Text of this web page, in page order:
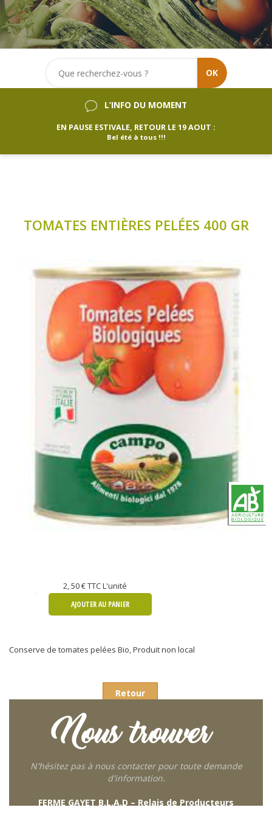
OK
L’INFO DU MOMENT
EN PAUSE ESTIVALE, RETOUR LE 19 AOUT :
Bel été à tous !!!
TOMATES ENTIÈRES PELÉES 400 GR
2, 50 €TTC L'unité
AJOUTER AU PANIER
Conserve de tomates pelées Bio, Produit non local
Retour
Nous trouver
N'hésitez pas à nous contacter pour toute demande
d'information.
FERME GAYET B.L.A.D – Relais de Producteurs